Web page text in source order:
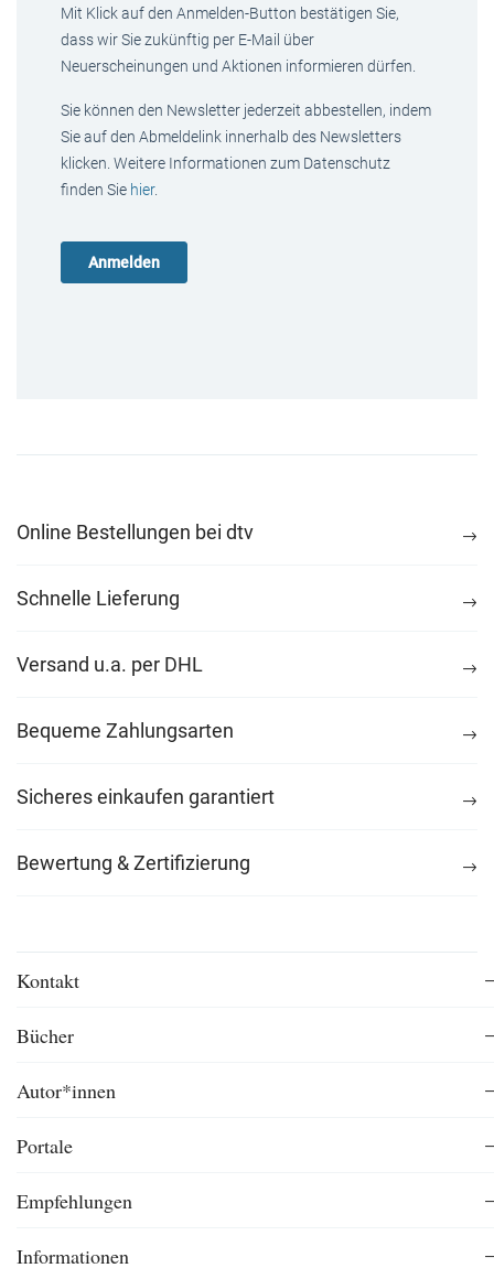
Mit Klick auf den Anmelden-Button bestätigen Sie,
dass wir Sie zukünftig per E-Mail über
Neuerscheinungen und Aktionen informieren dürfen.
Sie können den Newsletter jederzeit abbestellen, indem
Sie auf den Abmeldelink innerhalb des Newsletters
klicken. Weitere Informationen zum Datenschutz
finden Sie hier.
Online Bestellungen bei dtv
Schnelle Lieferung
Versand u.a. per DHL
Bequeme Zahlungsarten
Sicheres einkaufen garantiert
Bewertung & Zertifizierung
Kontakt
Bücher
Autor*innen
Portale
Empfehlungen
Informationen